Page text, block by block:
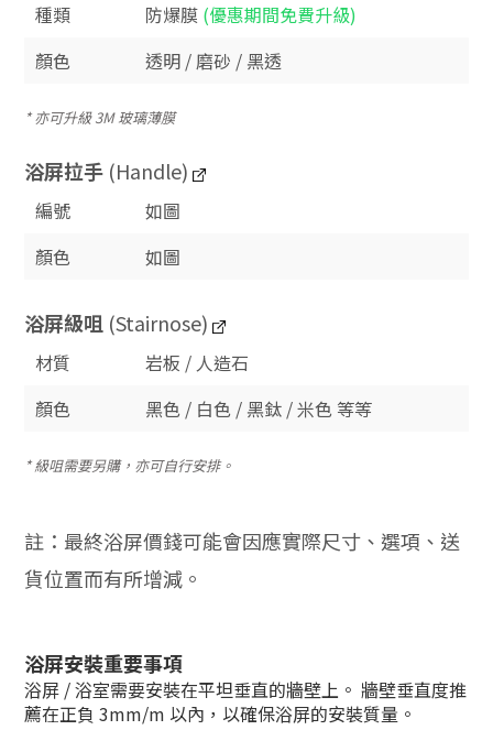
種類 防爆膜 (優惠期間免費升級)
顏色
透明 / 磨砂 / 黑透
* 亦可升級 3M 玻璃薄膜
浴屏拉手 (Handle)
編號
如圖
顏色
如圖
浴屏級咀 (Stairnose)
材質
岩板 / 人造石
顏色
黑色 / 白色 / 黑鈦 / 米色 等等
* 級咀需要另購，亦可自行安排。
註：最終浴屏價錢可能會因應實際尺寸、選項、送
貨位置而有所增減。
浴屏安裝重要事項
浴屏 / 浴室需要安裝在平坦垂直的牆壁上。 牆壁垂直度推
薦在正負 3mm/m 以內，以確保浴屏的安裝質量。